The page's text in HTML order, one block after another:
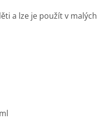
a lze je použít v malých